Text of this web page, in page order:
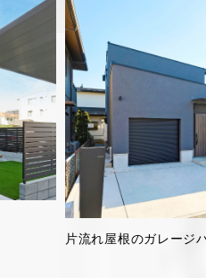
明るく開放的な2階リ